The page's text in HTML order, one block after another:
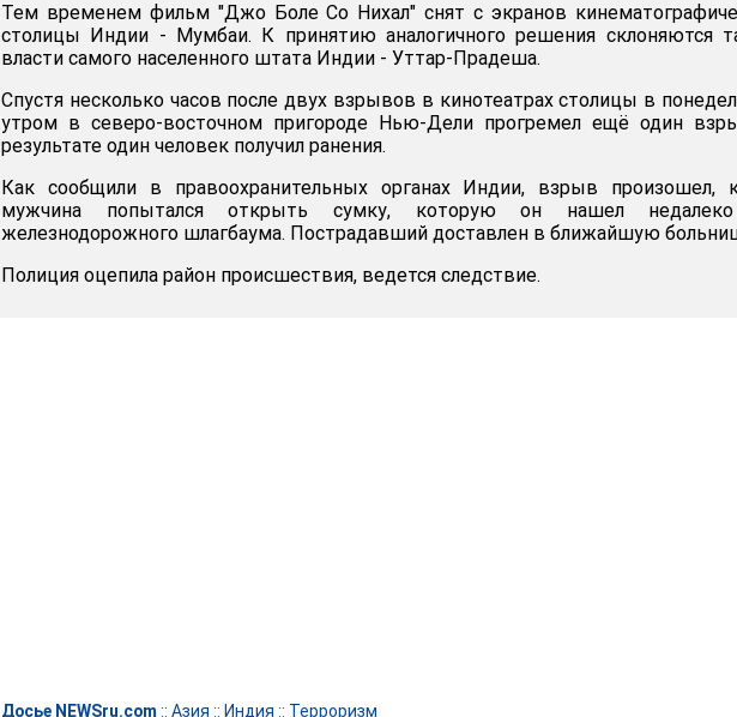
Тем временем фильм "Джо Боле Со Нихал" снят с экранов
столицы Индии - Мумбаи. К принятию аналогичного решения склоняются
власти самого населенного штата Индии - Уттар-Прадеша.
Спустя несколько часов после двух взрывов в кинотеатрах столицы в
утром в северо-восточном пригороде Нью-Дели прогремел ещё один
результате один человек получил ранения.
Как сообщили в правоохранительных органах Индии, взрыв произошел,
мужчина попытался открыть сумку, которую он нашел
железнодорожного шлагбаума. Пострадавший доставлен в ближайшую
Полиция оцепила район происшествия, ведется следствие.
Досье NEWSru.com :: Азия :: Индия :: Терроризм